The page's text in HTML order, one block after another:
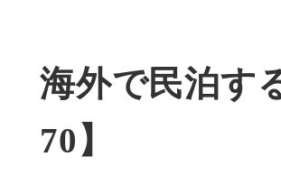
海外で民泊す
70】